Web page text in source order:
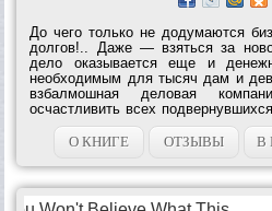
До чего только не додумаются
долгов!.. Даже — взяться за
дело оказывается еще и
необходимым для тысяч дам и
взбалмошная деловая
осчастливить всех
сердца. Головокружительные
среднего возраста рассказаны Д....
О КНИГЕ ОТЗЫВЫ В